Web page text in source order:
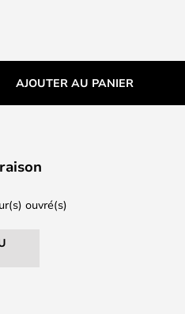
AJOUTER AU PANIER
ouvré(s)